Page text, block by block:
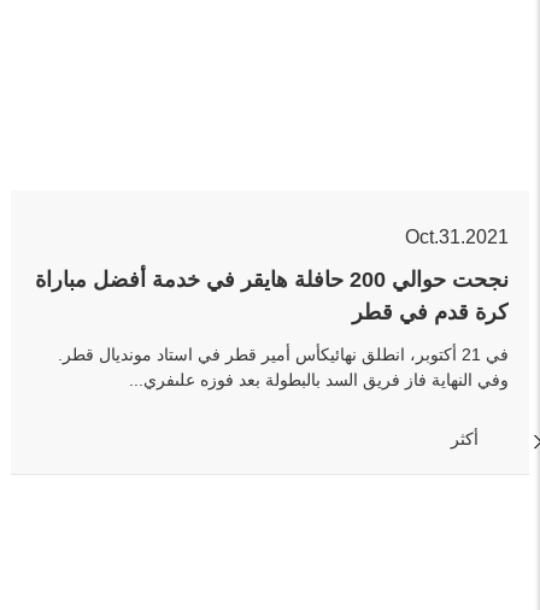
Oct.31.2021
نجحت حوالي 200 حافلة هايقر في خدمة أفضل مباراة
كرة قدم في قطر
في 21 أكتوبر، انطلق نهائيكأس أمير قطر في استاد مونديال قطر.
وفي النهاية فاز فريق السد بالبطولة بعد فوزه علىفري...
أكثر